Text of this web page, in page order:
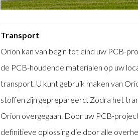
Transport
Orion kan van begin tot eind uw PCB-
de PCB-houdende materialen op uw
transport. U kunt gebruik maken van
stoffen zijn geprepareerd. Zodra het
Orion overgegaan. Door uw PCB-
definitieve oplossing die door alle